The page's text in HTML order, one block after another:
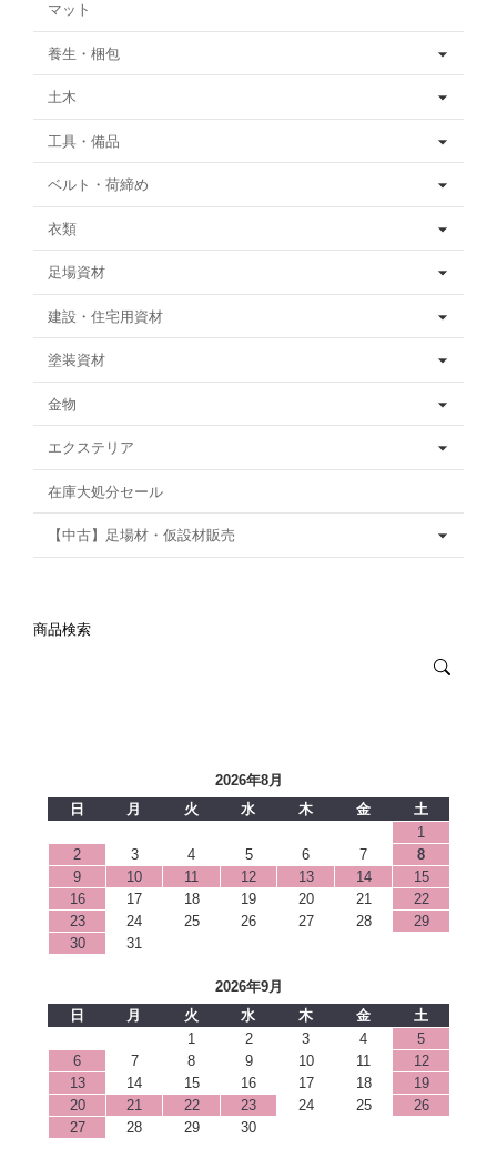
マット
養生・梱包
土木
工具・備品
ベルト・荷締め
衣類
足場資材
建設・住宅用資材
塗装資材
金物
エクステリア
在庫大処分セール
【中古】足場材・仮設材販売
商品検索
2026年8月
日
月 火 水 木 金
土
1
2
3 4 5 6 7
8
9
10 11 12 13 14
15
16
17 18 19 20 21
22
23
24 25 26 27 28
29
30
31
2026年9月
日
月 火 水 木 金
土
1
2 3 4
5
6
7 8 9 10 11
12
13
14 15 16 17 18
19
20
21 22 23 24 25
26
27
28 29 30